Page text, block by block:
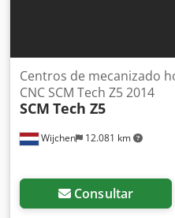
Wijchen 12.081 km
Centros de mecanizado
CNC SCM Tech Z5 2014
SCM Tech Z5
Consultar